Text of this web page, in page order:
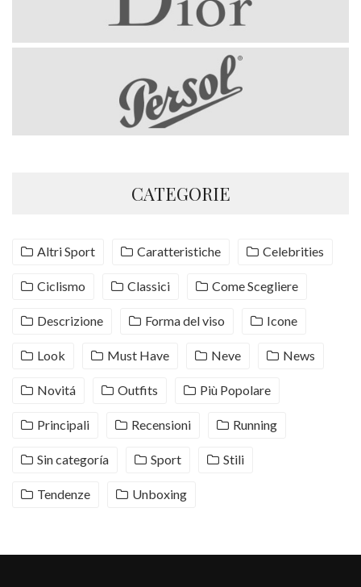
CATEGORIE
Altri Sport Caratteristiche Celebrities
Ciclismo Classici Come Scegliere
Descrizione Forma del viso Icone
Look Must Have Neve News
Novitá Outfits Più Popolare
Principali Recensioni Running
Sin categoría Sport Stili
Tendenze Unboxing